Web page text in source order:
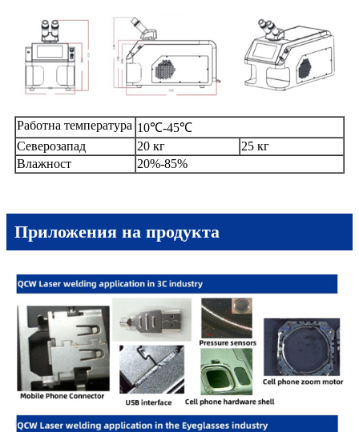
Работна температура 10℃-45℃
Северозапад
20 кг
25 кг
Влажност
20%-85%
Приложения на продукта